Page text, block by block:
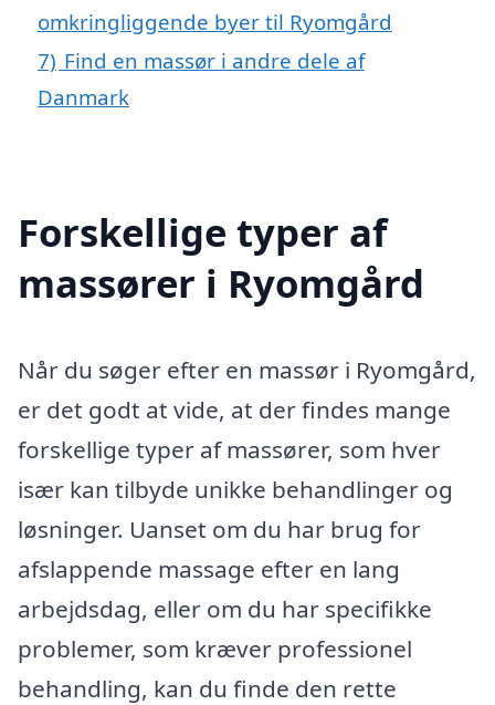
omkringliggende byer til Ryomgård
7) Find en massør i andre dele af
Danmark
Forskellige typer af
massører i Ryomgård
Når du søger efter en massør i Ryomgård,
er det godt at vide, at der findes mange
forskellige typer af massører, som hver
især kan tilbyde unikke behandlinger og
løsninger. Uanset om du har brug for
afslappende massage efter en lang
arbejdsdag, eller om du har specifikke
problemer, som kræver professionel
behandling, kan du finde den rette